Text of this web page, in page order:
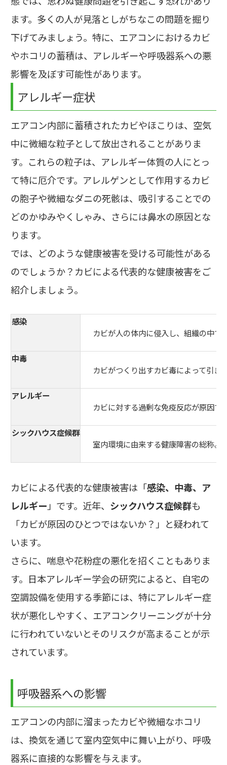
ます。多くの人が見落としがちなこの問題を掘り
下げてみましょう。特に、エアコンにおけるカビ
やホコリの蓄積は、アレルギーや呼吸器系への悪
影響を及ぼす可能性があります。
アレルギー症状
エアコン内部に蓄積されたカビやほこりは、空気
中に微細な粒子として放出されることがありま
す。これらの粒子は、アレルギー体質の人にとっ
て特に厄介です。アレルゲンとして作用するカビ
の胞子や微細なダニの死骸は、吸引することでの
どのかゆみやくしゃみ、さらには鼻水の原因とな
ります。
では、どのような健康被害を受ける可能性がある
のでしょうか？カビによる代表的な健康被害をご
紹介しましょう。
感染
カビが人の体内に侵入し、組織の中
中毒
カビがつくり出すカビ毒によって引
アレルギー
カビに対する過剰な免疫反応が原因
シックハウス症候群
室内環境に由来する健康障害の総称。
カビによる代表的な健康被害は「感染、中毒、ア
レルギー 」です。近年、 シックハウス症候群も
「カビが原因のひとつではないか？」と疑われて
います。
さらに、喘息や花粉症の悪化を招くこともありま
す。日本アレルギー学会の研究によると、自宅の
空調設備を使用する季節には、特にアレルギー症
状が悪化しやすく、エアコンクリーニングが十分
に行われていないとそのリスクが高まることが示
されています。
呼吸器系への影響
エアコンの内部に溜まったカビや微細なホコリ
は、換気を通じて室内空気中に舞い上がり、呼吸
器系に直接的な影響を与えます。